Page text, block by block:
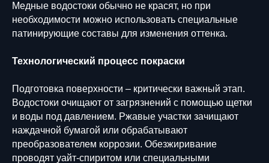
Медные водостоки обычно не красят, но при
необходимости можно использовать специальные
патинирующие составы для изменения оттенка.
Технологический процесс покраски
Подготовка поверхности – критически важный этап.
Водостоки очищают от загрязнений с помощью щетки
и воды под давлением. Ржавые участки зачищают
наждачной бумагой или обрабатывают
преобразователем коррозии. Обезжиривание
проводят уайт-спиритом или специальными